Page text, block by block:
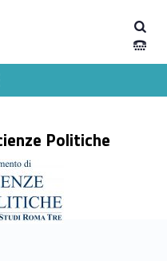
Politiche
secondario